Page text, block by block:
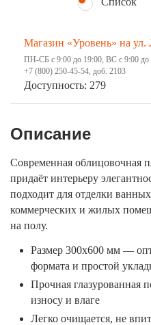
Магазин «Уровень» на ул.
ПН-СБ с 9:00 до 19:00, ВС с 9:00 до
+7 (800) 250-45-54, доб. 2103
Доступность: 279
Описание
Современная облицовочная
придаёт интерьеру
подходит для отделки
коммерческих и жилых
на полу.
Размер 300х600 мм —
формата и простой
Прочная глазурованная
износу и влаге
Легко очищается, не